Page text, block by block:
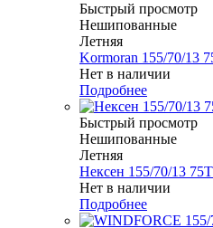
Быстрый просмотр
Нешипованные
Летняя
Kormoran 155/70/13
Нет в наличии
Подробнее
Быстрый просмотр
Нешипованные
Летняя
Нексен 155/70/13
Нет в наличии
Подробнее